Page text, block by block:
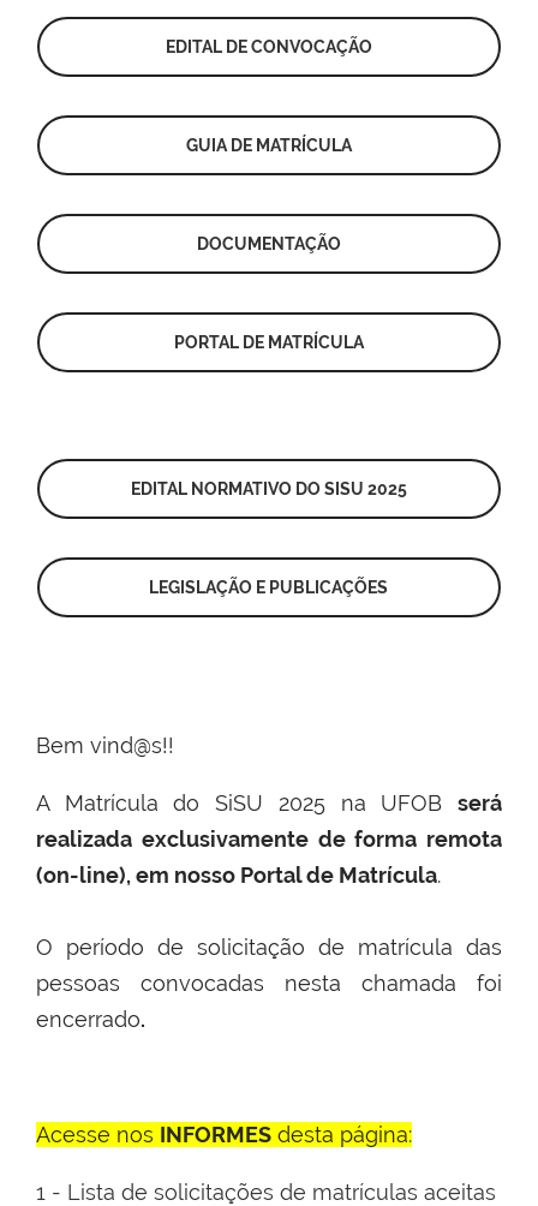
EDITAL DE CONVOCAÇÃO
GUIA DE MATRÍCULA
DOCUMENTAÇÃO
PORTAL DE MATRÍCULA
EDITAL NORMATIVO DO SISU 2025
LEGISLAÇÃO E PUBLICAÇÕES
Bem vind@s!!
A Matrícula do SiSU 2025 na UFOB será
realizada exclusivamente de forma remota
(on-line), em nosso Portal de Matrícula.
O período de solicitação de matrícula das
pessoas convocadas nesta chamada foi
encerrado.
Acesse nos INFORMES desta página:
1 - Lista de solicitações de matrículas aceitas